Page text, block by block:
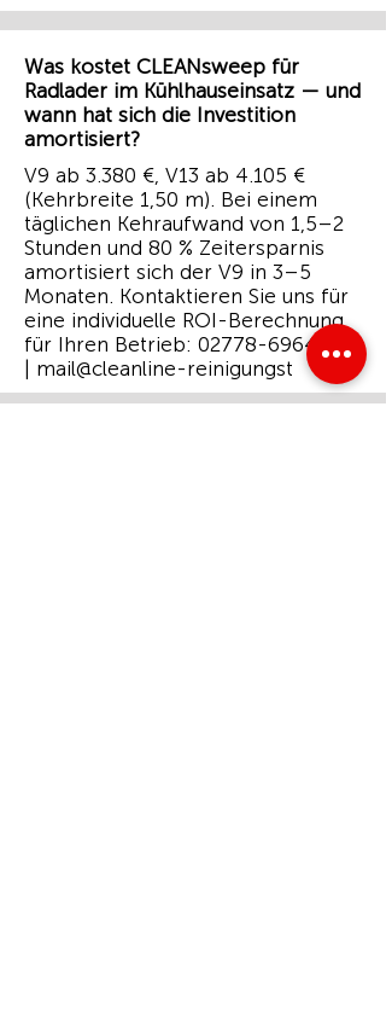
Was kostet CLEANsweep für
Radlader im Kühlhauseinsatz — und
wann hat sich die Investition
amortisiert?
V9 ab 3.380 €, V13 ab 4.105 €
(Kehrbreite 1,50 m). Bei einem
täglichen Kehraufwand von 1,5–2
Stunden und 80 % Zeitersparnis
amortisiert sich der V9 in 3–5
Monaten. Kontaktieren Sie uns für
eine individuelle ROI-Berechnung
für Ihren Betrieb: 02778-69645-0
| mail@cleanline-reinigungst